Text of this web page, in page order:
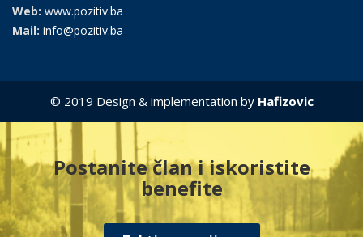
Web: www.pozitiv.ba
Mail: info@pozitiv.ba
© 2019 Design & implementation by Hafizovic
Postanite član i iskoristite
benefite